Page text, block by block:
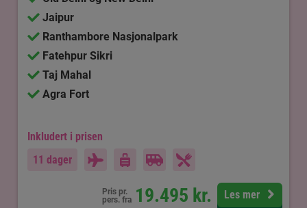
Jaipur
Ranthambore Nasjonalpark
Fatehpur Sikri
Taj Mahal
Agra Fort
Inkludert i prisen
11 dager
Pris pr.
pers. fra 19.495 kr. Les mer